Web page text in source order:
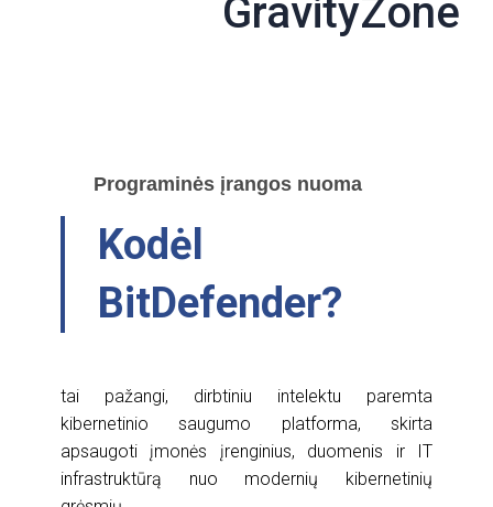
GravityZone
Programinės įrangos nuoma
Kodėl
BitDefender?
tai pažangi, dirbtiniu intelektu paremta
kibernetinio saugumo platforma, skirta
apsaugoti įmonės įrenginius, duomenis ir IT
infrastruktūrą nuo modernių kibernetinių